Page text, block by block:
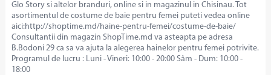
Glo Story si altelor branduri, online si in magazinul in Chisinau. Tot
asortimentul de costume de baie pentru femei puteti vedea online
aici:http://shoptime.md/haine-pentru-femei/costume-de-baie/
Consultantii din magazin ShopTime.md va asteapta pe adresa
B.Bodoni 29 ca sa va ajuta la alegerea hainelor pentru femei potrivite.
Programul de lucru : Luni - Vineri: 10:00 - 20:00 Sâm - Dum: 10:00 -
18:00